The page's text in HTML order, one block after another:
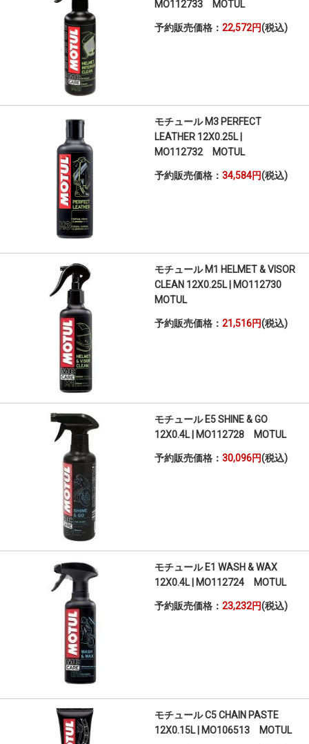
MO112733 MOTUL
予約販売価格： 22,572円(税込)
モチュール M3 PERFECT
LEATHER 12X0.25L |
MO112732 MOTUL
予約販売価格： 34,584円(税込)
モチュール M1 HELMET & VISOR
CLEAN 12X0.25L | MO112730
MOTUL
予約販売価格： 21,516円(税込)
モチュール E5 SHINE & GO
12X0.4L | MO112728 MOTUL
予約販売価格： 30,096円(税込)
モチュール E1 WASH & WAX
12X0.4L | MO112724 MOTUL
予約販売価格： 23,232円(税込)
モチュール C5 CHAIN PASTE
12X0.15L | MO106513 MOTUL